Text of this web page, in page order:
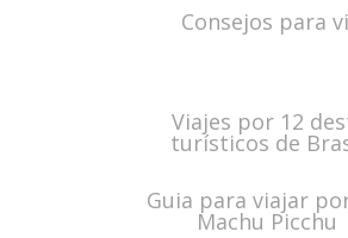
Consejos para
Viajes por 12
turísticos de
Guia para viajar
Machu Picchu